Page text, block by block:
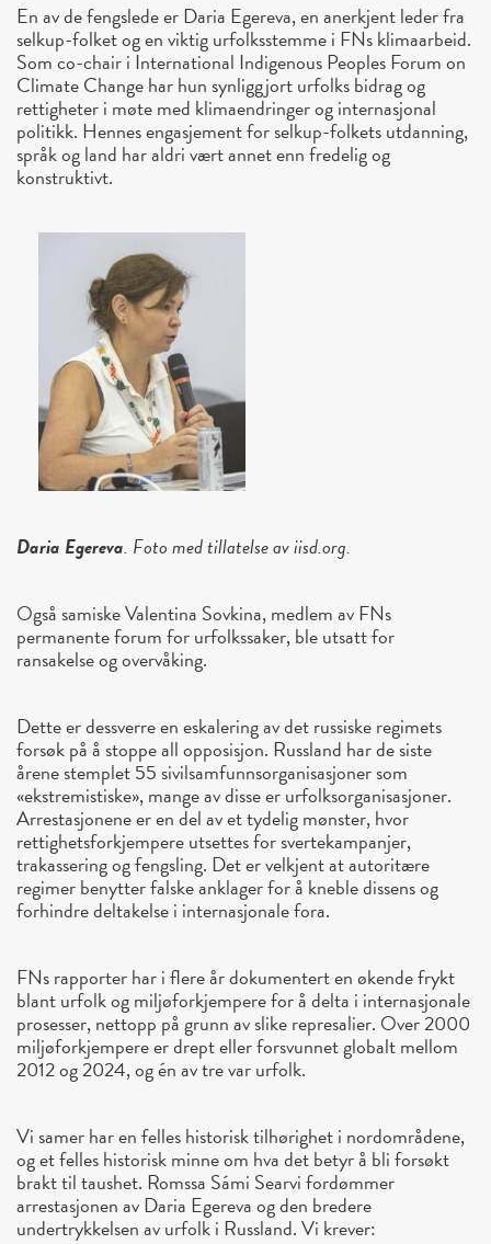
En av de fengslede er Daria Egereva, en anerkjent leder fra
selkup-folket og en viktig urfolksstemme i FNs klimaarbeid.
Som co-chair i International Indigenous Peoples Forum on
Climate Change har hun synliggjort urfolks bidrag og
rettigheter i møte med klimaendringer og internasjonal
politikk. Hennes engasjement for selkup-folkets utdanning,
språk og land har aldri vært annet enn fredelig og
konstruktivt.
Daria Egereva. Foto med tillatelse av iisd.org.
Også samiske Valentina Sovkina, medlem av FNs
permanente forum for urfolkssaker, ble utsatt for
ransakelse og overvåking.
Dette er dessverre en eskalering av det russiske regimets
forsøk på å stoppe all opposisjon. Russland har de siste
årene stemplet 55 sivilsamfunnsorganisasjoner som
«ekstremistiske», mange av disse er urfolksorganisasjoner.
Arrestasjonene er en del av et tydelig mønster, hvor
rettighetsforkjempere utsettes for svertekampanjer,
trakassering og fengsling. Det er velkjent at autoritære
regimer benytter falske anklager for å kneble dissens og
forhindre deltakelse i internasjonale fora.
FNs rapporter har i flere år dokumentert en økende frykt
blant urfolk og miljøforkjempere for å delta i internasjonale
prosesser, nettopp på grunn av slike represalier. Over 2000
miljøforkjempere er drept eller forsvunnet globalt mellom
2012 og 2024, og én av tre var urfolk.
Vi samer har en felles historisk tilhørighet i nordområdene,
og et felles historisk minne om hva det betyr å bli forsøkt
brakt til taushet. Romssa Sámi Searvi fordømmer
arrestasjonen av Daria Egereva og den bredere
undertrykkelsen av urfolk i Russland. Vi krever: